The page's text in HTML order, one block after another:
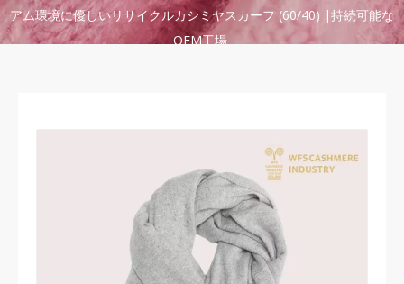
アム環境に優しいリサイクルカシミヤスカーフ (60/40) |持続可能な
OEM工場